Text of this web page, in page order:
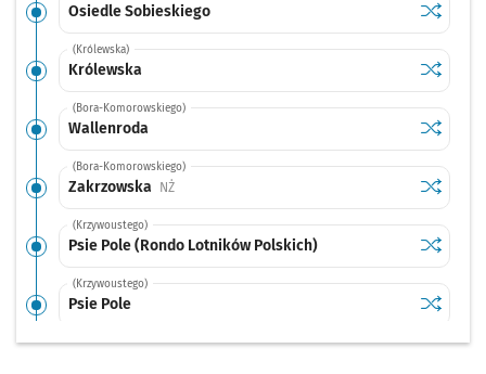
Osiedle Sobieskiego Sprawdź
Osiedle
(Królewska)
Królewska Sprawdź
(Bora-Komorowskiego)
Wallenroda Sprawdź
(Bora-Komorowskiego)
Zakrzowska NŻPrzystanek na życzenie Sprawdź
(Krzywoustego)
Psie Pole (Rondo Lotników Polskich) Sprawdź
Psie
(Krzywoustego)
Psie Pole Sprawdź
Psie Pole
(Krzywoustego)